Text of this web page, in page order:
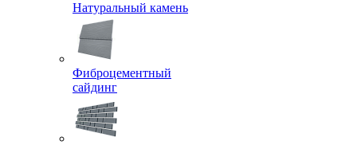
Натуральный камень
Фиброцементный
сайдинг